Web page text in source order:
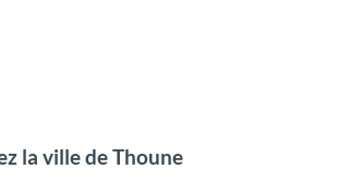
la ville de Thoune